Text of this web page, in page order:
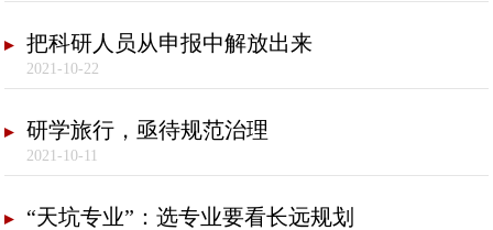
把科研人员从申报中解放出来
2021-10-22
研学旅行，亟待规范治理
2021-10-11
“天坑专业”：选专业要看长远规划